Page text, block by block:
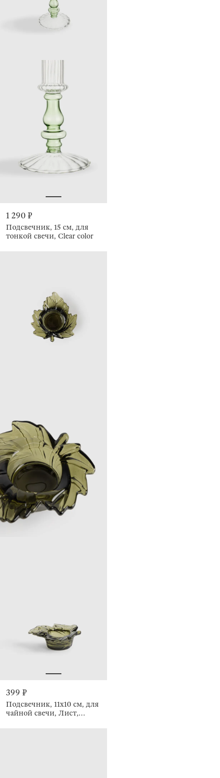
1 290 ₽
Подсвечник, 15 см, для
тонкой свечи, Clear color
399 ₽
Подсвечник, 11x10 см, для
чайной свечи, Лист,